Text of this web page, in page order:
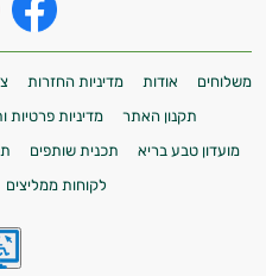
משלוחים אודות מדיניות החזרות
תקנון האתר
מדיניות פרטיות
מועדון טבע בריא
תכנית שותפים
לקוחות ממליצים